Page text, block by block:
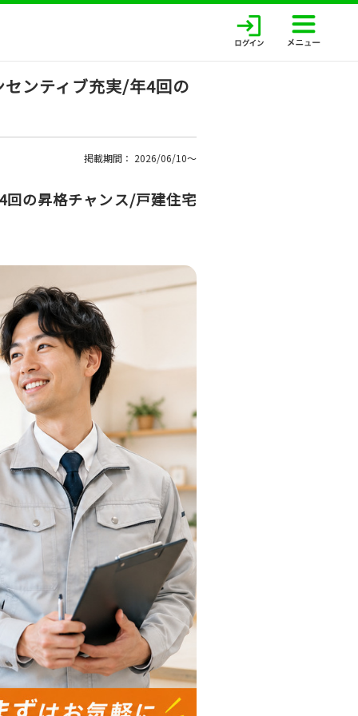
ンティブ充実/年4回の
掲載期間： 2026/06/10〜
の昇格チャンス/戸建住宅